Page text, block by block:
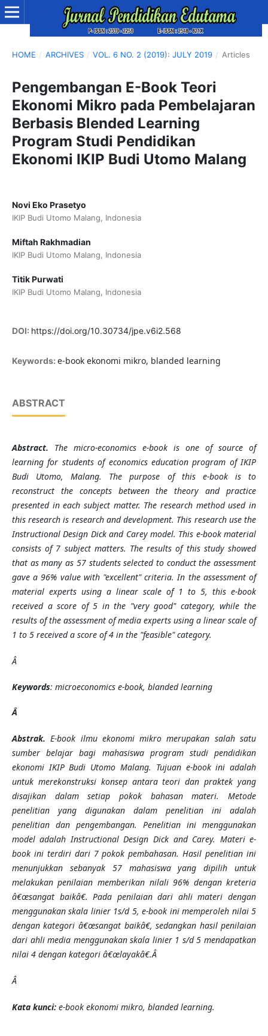
HOME / ARCHIVES / VOL. 6 NO. 2 (2019): JULY 2019 / Articles
Pengembangan E-Book Teori
Ekonomi Mikro pada Pembelajaran
Berbasis Blended Learning
Program Studi Pendidikan
Ekonomi IKIP Budi Utomo Malang
Novi Eko Prasetyo
IKIP Budi Utomo Malang, Indonesia
Miftah Rakhmadian
IKIP Budi Utomo Malang, Indonesia
Titik Purwati
IKIP Budi Utomo Malang, Indonesia
DOI: https://doi.org/10.30734/jpe.v6i2.568
Keywords: e-book ekonomi mikro, blanded learning
ABSTRACT
Abstract. The micro-economics e-book is one of source of
learning for students of economics education program of IKIP
Budi Utomo, Malang. The purpose of this e-book is to
reconstruct the concepts between the theory and practice
presented in each subject matter. The research method used in
this research is research and development. This research use the
Instructional Design Dick and Carey model. This e-book material
consists of 7 subject matters. The results of this study showed
that as many as 57 students selected to conduct the assessment
gave a 96% value with "excellent" criteria. In the assessment of
material experts using a linear scale of 1 to 5, this e-book
received a score of 5 in the "very good" category, while the
results of the assessment of media experts using a linear scale of
1 to 5 received a score of 4 in the "feasible" category.
Â
Keywords: microeconomics e-book, blanded learning
Â
Abstrak.E-book ilmu ekonomi mikro merupakan salah satu
sumber belajarbagi mahasiswa program studi pendidikan
ekonomi IKIP Budi Utomo Malang. Tujuan e-bookini adalah
untuk merekonstruksi konsep antara teori dan praktek yang
disajikan dalam setiap pokok bahasan materi.
Metode
penelitian yang digunakan dalam penelitian ini adalah
penelitian dan pengembangan. Penelitian inimenggunakan
model adalah Instructional Design Dick and Carey. Materi e-
book ini terdiri dari 7 pokok pembahasan. Hasil penelitian ini
menunjukkan sebanyak 57 mahasiswa yang dipilih untuk
melakukan penilaian memberikan nilali 96% dengan kreteria
â€œsangat baikâ€. Pada penilaian dari ahli materi dengan
menggunakan skala linier 1s/d 5, e-book ini memperoleh nilai 5
dengan kategori â€œsangat baikâ€,sedangkan hasil penilaian
dari ahli media menggunakan skala linier 1 s/d 5 mendapatkan
nilai 4 dengan kategori â€œlayakâ€.Â
Â
Kata kunci: e-book ekonomi mikro, blanded learning.